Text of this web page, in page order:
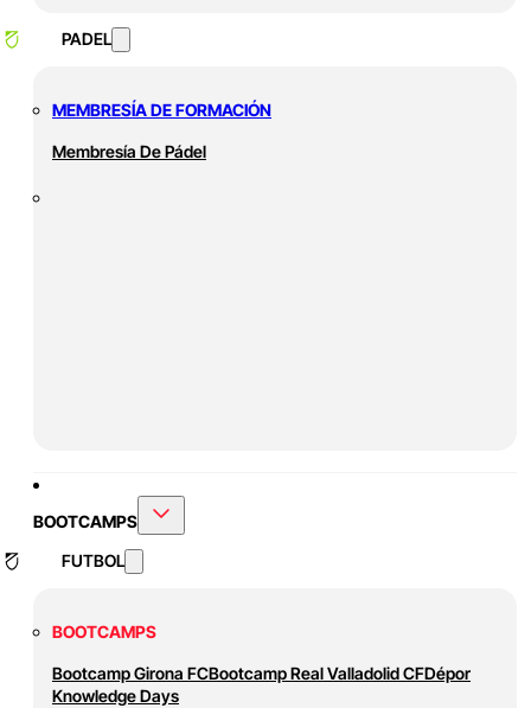
PADEL
MEMBRESÍA DE FORMACIÓN
Membresía De Pádel
BOOTCAMPS
FUTBOL
BOOTCAMPS
Bootcamp Girona FCBootcamp Real Valladolid CFDépor
Knowledge Days